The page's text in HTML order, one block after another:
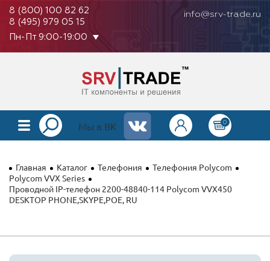
8 (800) 100 82 62
8 (495) 979 05 15
info@srv-trade.ru
Пн-Пт 9:00-19:00
КАТАЛОГ
ОПЛАТА
ГАРАНТИЯ
АКЦИИ
Мы в ВК 0
Главная Каталог Телефония
Телефония Polycom
Polycom VVX Series
Проводной IP-телефон 2200-48840-114 Polycom VVX450
DESKTOP PHONE,SKYPE,POE, RU